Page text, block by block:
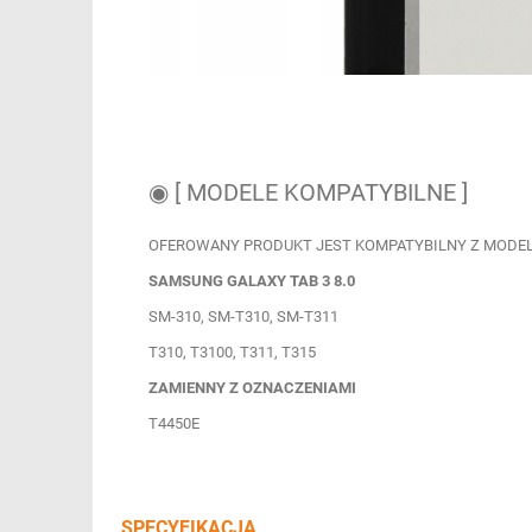
◉ [ MODELE KOMPATYBILNE ]
OFEROWANY PRODUKT JEST KOMPATYBILNY Z
SAMSUNG GALAXY TAB 3 8.0
SM-310, SM-T310, SM-T311
T310, T3100, T311, T315
ZAMIENNY Z OZNACZENIAMI
T4450E